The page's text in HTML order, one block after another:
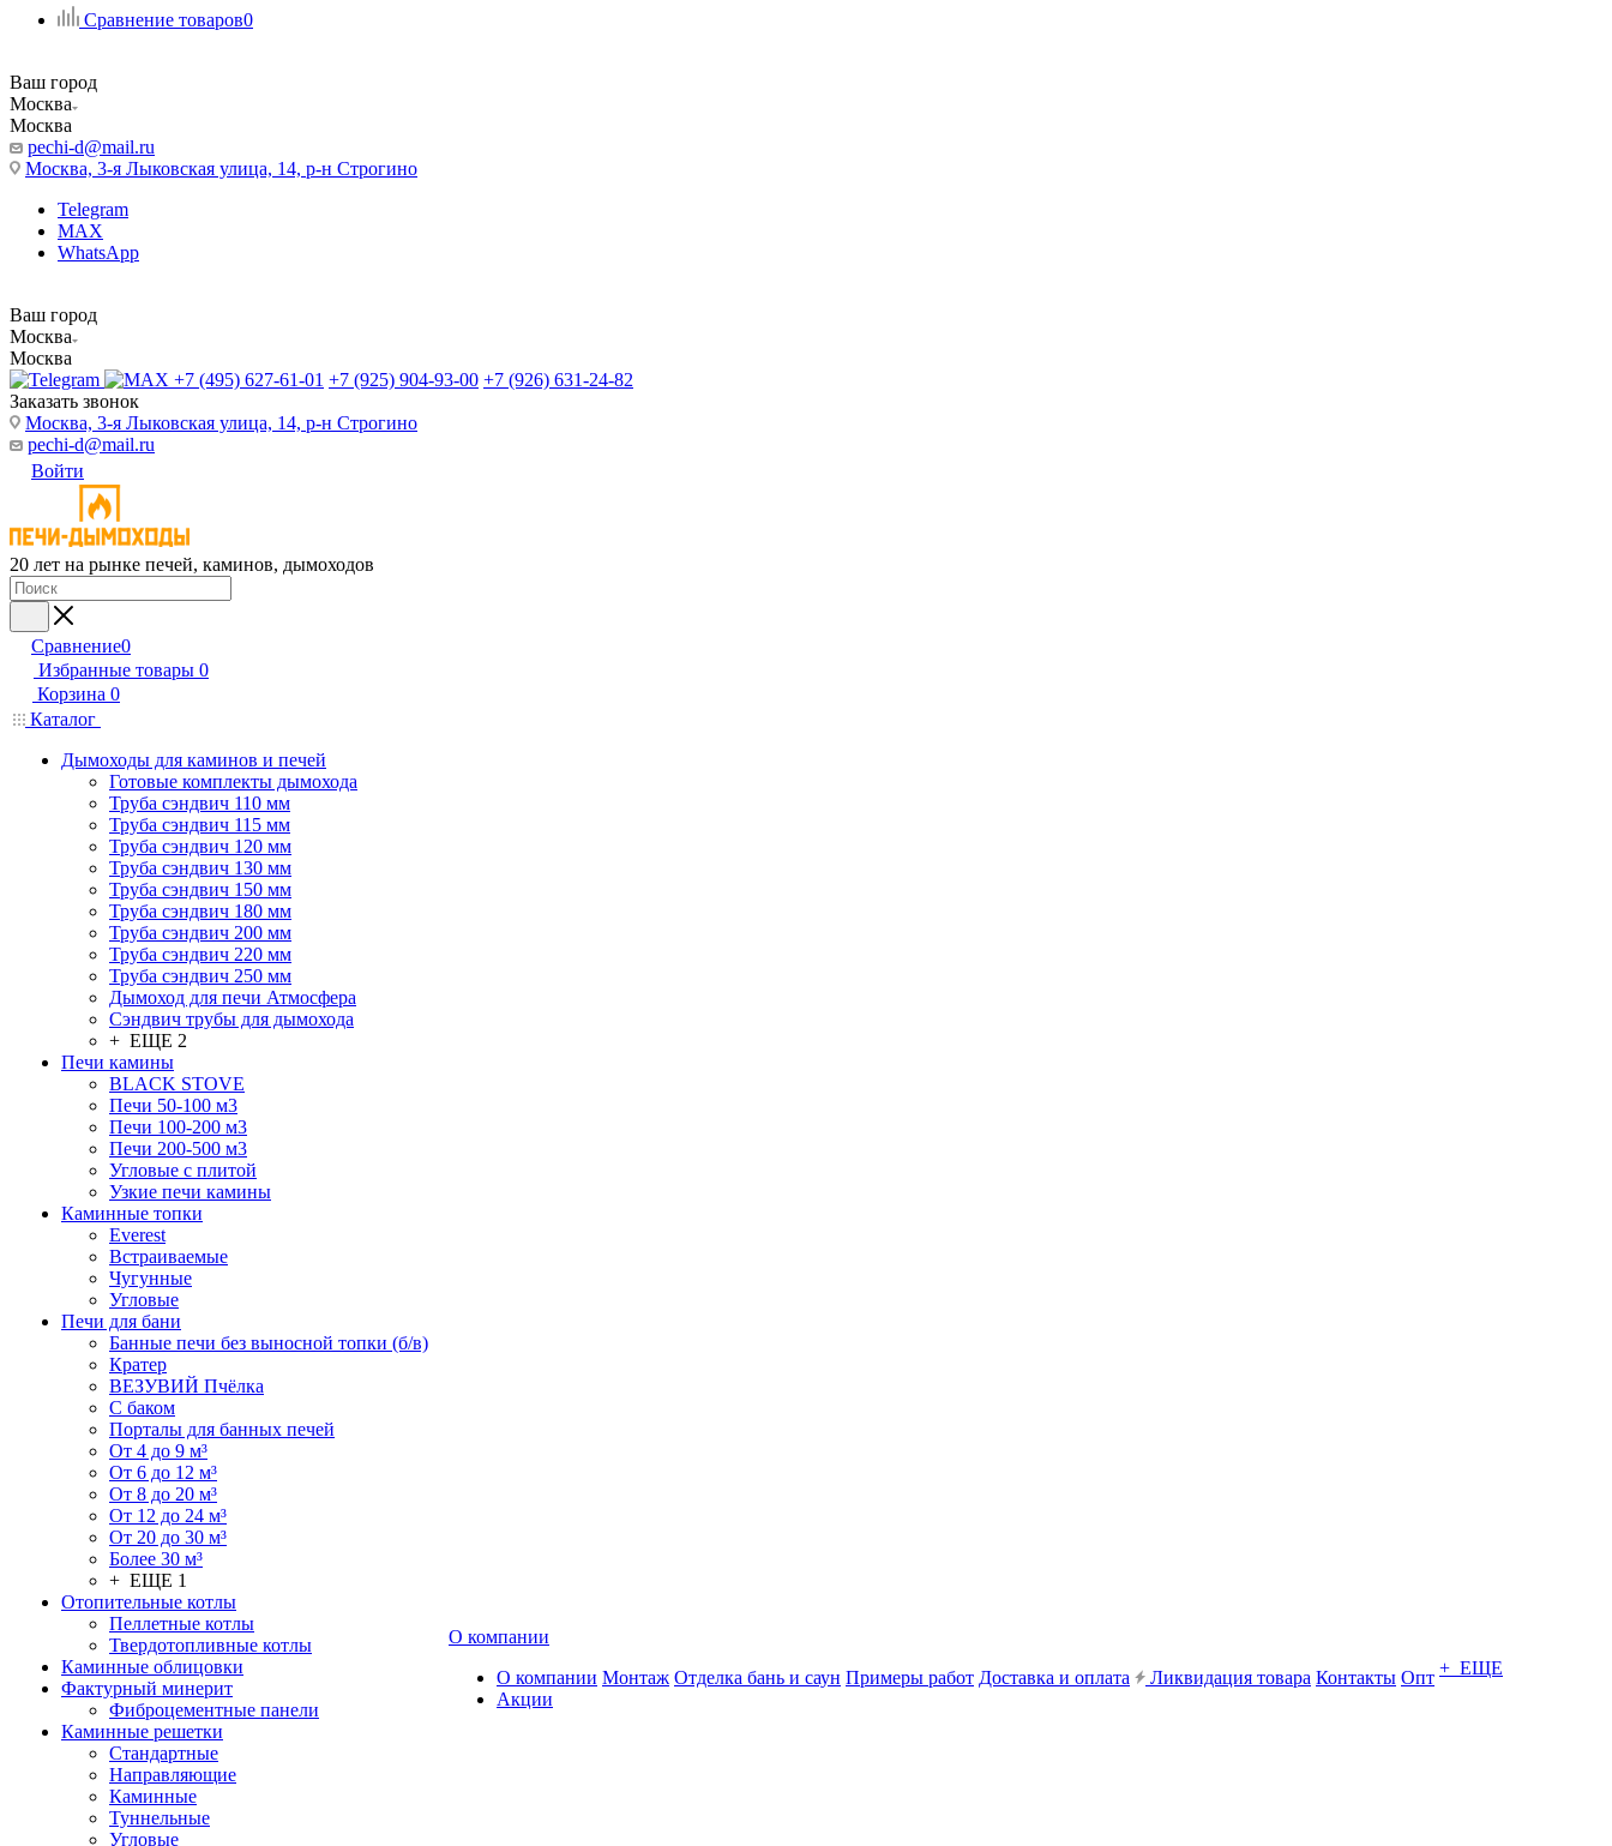
Сравнение товаров0
Ваш город
Москва
Москва
pechi-d@mail.ru
Москва, 3-я Лыковская улица, 14, р-н Строгино
Telegram
MAX
WhatsApp
Ваш город
Москва
Москва
+7 (495) 627-61-01 +7 (925) 904-93-00 +7 (926) 631-24-82
Заказать звонок
Москва, 3-я Лыковская улица, 14, р-н Строгино
pechi-d@mail.ru
Войти
20 лет на рынке печей, каминов, дымоходов
Сравнение0
Избранные товары 0
Корзина 0
Каталог
Дымоходы для каминов и печей
Готовые комплекты дымохода
Труба сэндвич 110 мм
Труба сэндвич 115 мм
Труба сэндвич 120 мм
Труба сэндвич 130 мм
Труба сэндвич 150 мм
Труба сэндвич 180 мм
Труба сэндвич 200 мм
Труба сэндвич 220 мм
Труба сэндвич 250 мм
Дымоход для печи Атмосфера
Сэндвич трубы для дымохода
+ ЕЩЕ 2
Печи камины
BLACK STOVE
Печи 50-100 м3
Печи 100-200 м3
Печи 200-500 м3
Угловые с плитой
Узкие печи камины
Каминные топки
Everest
Встраиваемые
Чугунные
Угловые
Печи для бани
Банные печи без выносной топки (б/в)
Кратер
ВЕЗУВИЙ Пчёлка
С баком
Порталы для банных печей
От 4 до 9 м³
От 6 до 12 м³
От 8 до 20 м³
От 12 до 24 м³
От 20 до 30 м³
Более 30 м³
+ ЕЩЕ 1
Отопительные котлы
Пеллетные котлы
Твердотопливные котлы
Каминные облицовки
Фактурный минерит
Фиброцементные панели
Каминные решетки
Стандартные
Направляющие
Каминные
Туннельные
Угловые
О компании
О компании
Акции
Монтаж Отделка бань и саун Примеры работ Доставка и оплата Ликвидация товара Контакты Опт + ЕЩЕ